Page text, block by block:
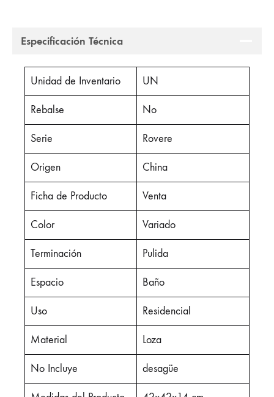
Especificación Técnica
Unidad de Inventario UN
Rebalse No
Serie Rovere
Origen China
Ficha de Producto Venta
Color Variado
Terminación Pulida
Espacio Baño
Uso Residencial
Material Loza
No Incluye desagüe